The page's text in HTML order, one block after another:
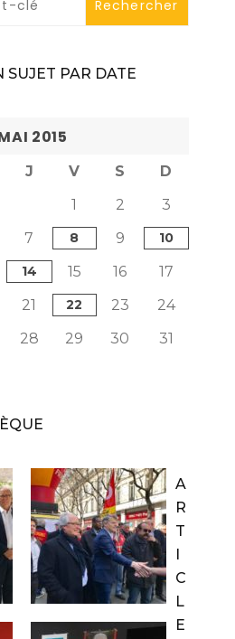
SUJET PAR DATE
2015
J V S
D
1
2
3
7 8 9 10
14 15 16
17
21 22 23
24
28 29 30 31
A
R
T
I
C
L
E